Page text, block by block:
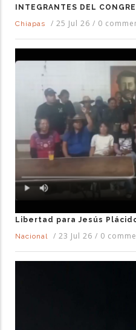
INTEGRANTES DEL
Chiapas
/ 25 Jul 26 / 0
Libertad para Jesús
Nacional
/ 23 Jul 26 / 0